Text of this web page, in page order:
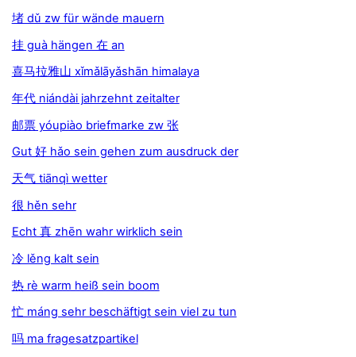
堵 dǔ zw für wände mauern
挂 guà hängen 在 an
喜马拉雅山 xǐmǎlāyǎshān himalaya
年代 niándài jahrzehnt zeitalter
邮票 yóupiào briefmarke zw 张
Gut 好 hǎo sein gehen zum ausdruck der
天气 tiānqì wetter
很 hěn sehr
Echt 真 zhēn wahr wirklich sein
冷 lěng kalt sein
热 rè warm heiß sein boom
忙 máng sehr beschäftigt sein viel zu tun
吗 ma fragesatzpartikel